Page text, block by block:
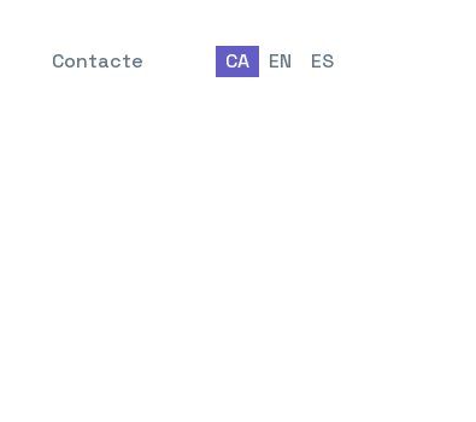
Contacte CA EN ES